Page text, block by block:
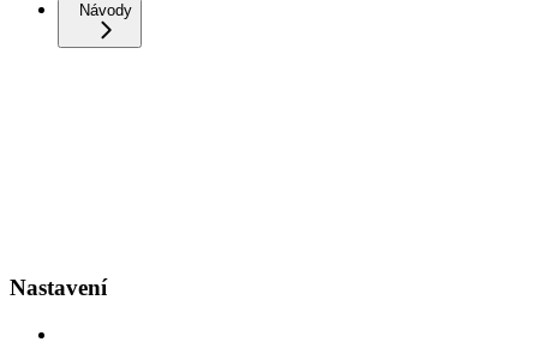
Návody
Nastavení